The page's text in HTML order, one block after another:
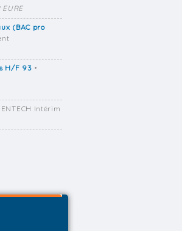
EURE
(BAC pro
H/F 93 •
Intérim